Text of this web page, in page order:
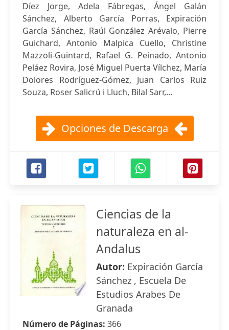
Díez Jorge, Adela Fábregas, Ángel Galán
Sánchez, Alberto García Porras, Expiración
García Sánchez, Raúl González Arévalo, Pierre
Guichard, Antonio Malpica Cuello, Christine
Mazzoli-Guintard, Rafael G. Peinado, Antonio
Peláez Rovira, José Miguel Puerta Vílchez, María
Dolores Rodríguez-Gómez, Juan Carlos Ruiz
Souza, Roser Salicrú i Lluch, Bilal Sarr,...
Opciones de Descarga
Ciencias de la
naturaleza en al-
Andalus
Autor: Expiración García
Sánchez , Escuela De
Estudios Arabes De
Granada
Número de Páginas: 366